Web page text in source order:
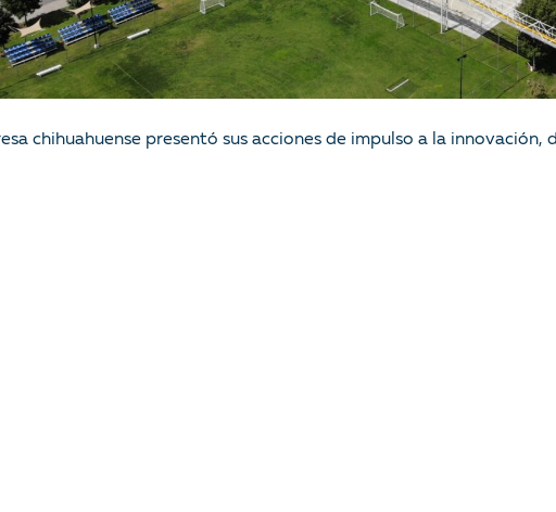
chihuahuense presentó sus acciones de impulso a la